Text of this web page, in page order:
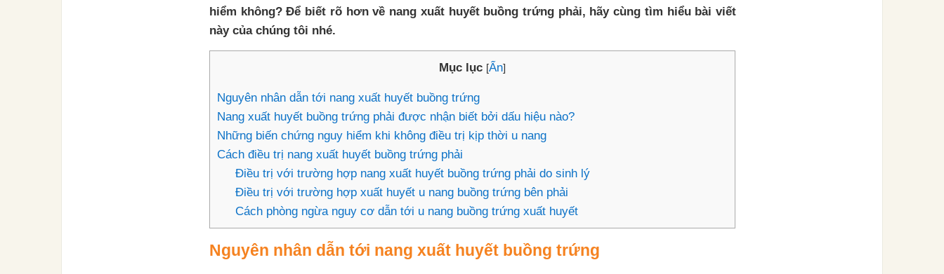
hiểm không? Để biết rõ hơn về nang xuất huyết buồng trứng phải, hãy cùng tìm hiểu bài viết
này của chúng tôi nhé.
Mục lục [Ẩn]
Nguyên nhân dẫn tới nang xuất huyết buồng trứng
Nang xuất huyết buồng trứng phải được nhận biết bởi dấu hiệu nào?
Những biến chứng nguy hiểm khi không điều trị kịp thời u nang
Cách điều trị nang xuất huyết buồng trứng phải
Điều trị với trường hợp nang xuất huyết buồng trứng phải do sinh lý
Điều trị với trường hợp xuất huyết u nang buồng trứng bên phải
Cách phòng ngừa nguy cơ dẫn tới u nang buồng trứng xuất huyết
Nguyên nhân dẫn tới nang xuất huyết buồng trứng